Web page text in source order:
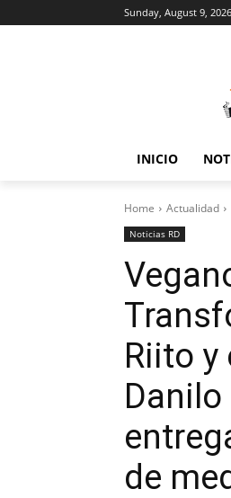
Sunday, August 9, 2026
INICIO
Home Actualidad
Noticias RD
Riito y
de